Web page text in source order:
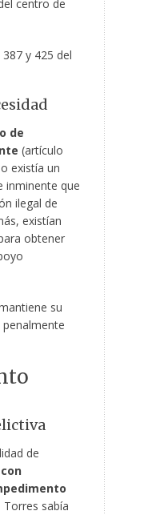
centro de
y 425 del
de
(artículo
existía un
inminente que
ilegal de
existían
obtener
su
de
Torres sabía